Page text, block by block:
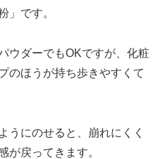
」です。
ウダーでもOKですが、化粧
のほうが持ち歩きやすくて
うにのせると、崩れにくく
が戻ってきます。